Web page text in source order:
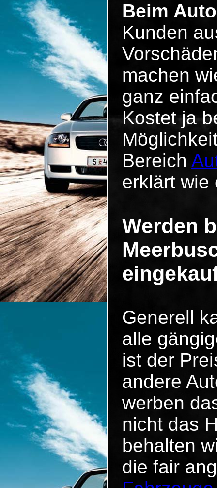
Beim
Kunden
machen
ganz
Kostet ja
Bereich
erklärt wie
Werden
Generell
alle
ist der
andere
werben
nicht das
behalten
die fair